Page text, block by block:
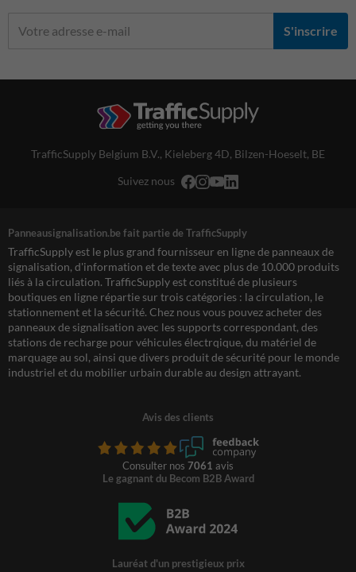
S'inscrire
TrafficSupply Belgium B.V., Kieleberg 4D, Bilzen-Hoeselt, BE
Suivez nous
Panneausignalisation.be fait partie de TrafficSupply
TrafficSupply est le plus grand fournisseur en ligne de panneaux de
signalisation, d'information et de texte avec plus de 10.000 produits
liés à la circulation. TrafficSupply est constitué de plusieurs
boutiques en ligne répartie sur trois catégories : la circulation, le
stationnement et la sécurité. Chez nous vous pouvez acheter des
panneaux de signalisation avec les supports correspondant, des
stations de recharge pour véhicules électrqique, du matériel de
marquage au sol, ainsi que divers produit de sécurité pour le monde
industriel et du mobilier urbain durable au design attrayant.
Avis des clients
Consulter nos 7061 avis
Le gagnant du Becom B2B Award
Lauréat d'un prestigieux prix